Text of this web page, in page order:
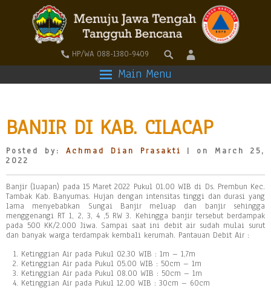
HP/WA 088-1380-9409
Main Menu
BANJIR DI KAB. CILACAP
Posted by: Achmad Dian Prasakti
| on March 25,
2022
Banjir (luapan) pada 15 Maret 2022 Pukul 01.00 WIB di Ds. Prembun Kec.
Tambak Kab. Banyumas. Hujan dengan intensitas tinggi dan durasi yang
lama menyebabkan Sungai Banjir meluap dan banjir sehingga
menggenangi RT 1, 2, 3, 4 ,5 RW 3. Kehingga banjir tersebut berdampak
pada 500 KK/2.000 Jiwa. Sampai saat ini debit air sudah mulai surut
dan banyak warga terdampak kembali kerumah. Pantauan Debit Air :
Ketinggian Air pada Pukul 02.30 WIB : 1m – 1,7m
Ketinggian Air pada Pukul 05.00 WIB : 50cm – 1m
Ketinggian Air pada Pukul 08.00 WIB : 50cm – 1m
Ketinggian Air pada Pukul 12.00 WIB : 30cm – 60cm